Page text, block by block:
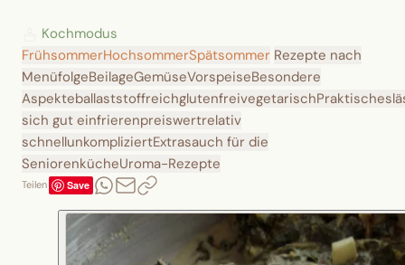
Kochmodus
FrühsommerHochsommerSpätsommer Rezepte nach
MenüfolgeBeilageGemüseVorspeiseBesondere
AspekteballaststoffreichglutenfreivegetarischPraktisches
sich gut einfrierenpreiswertrelativ
schnellunkompliziertExtrasauch für die
SeniorenkücheUroma-Rezepte
Teilen Save